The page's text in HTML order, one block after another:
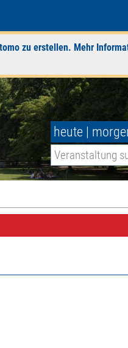
zu erstellen. Mehr
heute |